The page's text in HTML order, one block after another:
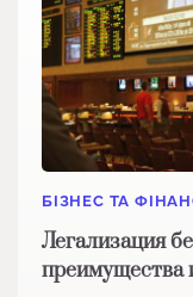
БІЗНЕС ТА
Легализация
преимущества